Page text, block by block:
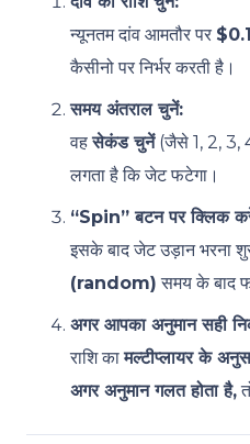
न्यूनतम दांव आमतौर पर
कैसीनो पर निर्भर करती है।
समय अंतराल चुनें:
वहसेकंड चुनें(जैसे 1, 2, 3,
लगता है कि जेट फटेगा।
“Spin” बटन पर क्लिक
इसके बाद जेट उड़ान भरना
(random) समय के बाद
अगर आपका अनुमान सही
राशि कामल्टीप्लायर के
अगर अनुमान गलत होता है,